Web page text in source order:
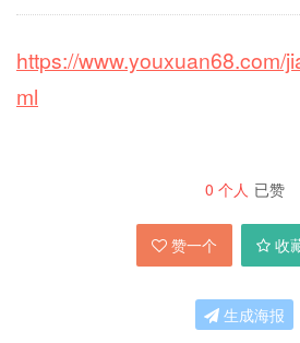
https://www.youxuan68.com/
ml
0 个人 已赞
赞一个 收
生成海报